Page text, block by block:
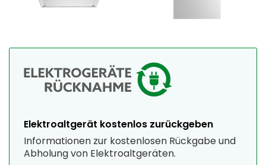
Elektroaltgerät kostenlos zurückgeben
Informationen zur kostenlosen Rückgabe und
Abholung von Elektroaltgeräten.